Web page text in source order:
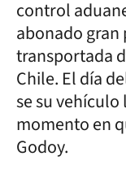
control
abonado
transportada
Chile. El día
se su vehículo
momento en
Godoy.